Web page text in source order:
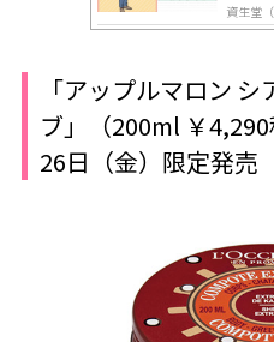
資生堂（
「アップルマロン
ブ」（200ml ￥
26日（金）限定発売